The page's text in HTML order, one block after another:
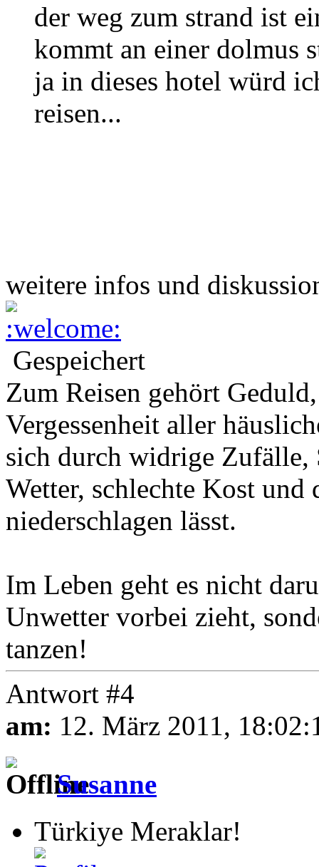
der weg zum strand ist
kommt an einer dolmus
ja in dieses hotel würd
reisen...
weitere infos und
Gespeichert
Zum Reisen gehört
Vergessenheit aller
sich durch widrige Zufälle,
Wetter, schlechte Kost und
niederschlagen lässt.
Im Leben geht es nicht
Unwetter vorbei zieht,
tanzen!
Antwort #4
am: 12. März 2011,
Susanne
Türkiye Meraklar!